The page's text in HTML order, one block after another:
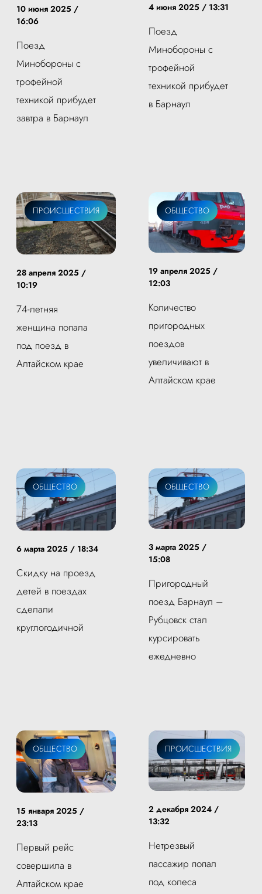
10 июня 2025 /
16:06
Поезд
Минобороны с
трофейной
техникой прибудет
завтра в Барнаул
4 июня 2025 / 13:31
Поезд
Минобороны с
трофейной
техникой прибудет
в Барнаул
ПРОИСШЕСТВИЯ
28 апреля 2025 /
10:19
74-летняя
женщина попала
под поезд в
Алтайском крае
ОБЩЕСТВО
19 апреля 2025 /
12:03
Количество
пригородных
поездов
увеличивают в
Алтайском крае
ОБЩЕСТВО
6 марта 2025 / 18:34
Скидку на проезд
детей в поездах
сделали
круглогодичной
ОБЩЕСТВО
3 марта 2025 /
15:08
Пригородный
поезд Барнаул –
Рубцовск стал
курсировать
ежедневно
ОБЩЕСТВО
15 января 2025 /
23:13
Первый рейс
совершила в
Алтайском крае
ПРОИСШЕСТВИЯ
2 декабря 2024 /
13:32
Нетрезвый
пассажир попал
под колеса